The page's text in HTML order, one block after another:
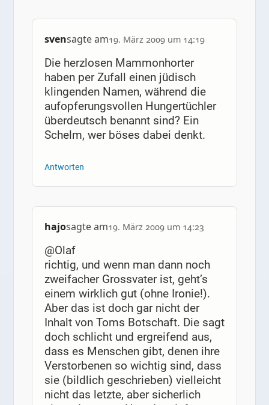
svensagte am19. März 2009 um 14:19
Die herzlosen Mammonhorter
haben per Zufall einen jüdisch
klingenden Namen, während die
aufopferungsvollen Hungertüchler
überdeutsch benannt sind? Ein
Schelm, wer böses dabei denkt.
Antworten
hajosagte am19. März 2009 um 14:23
@Olaf
richtig, und wenn man dann noch
zweifacher Grossvater ist, geht’s
einem wirklich gut (ohne Ironie!).
Aber das ist doch gar nicht der
Inhalt von Toms Botschaft. Die sagt
doch schlicht und ergreifend aus,
dass es Menschen gibt, denen ihre
Verstorbenen so wichtig sind, dass
sie (bildlich geschrieben) vielleicht
nicht das letzte, aber sicherlich